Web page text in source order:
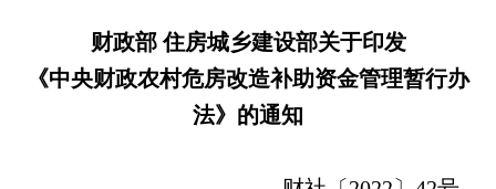
财政部 住房城乡建设部关于印发
《中央财政农村危房改造补助资金管理暂行办
法》的通知